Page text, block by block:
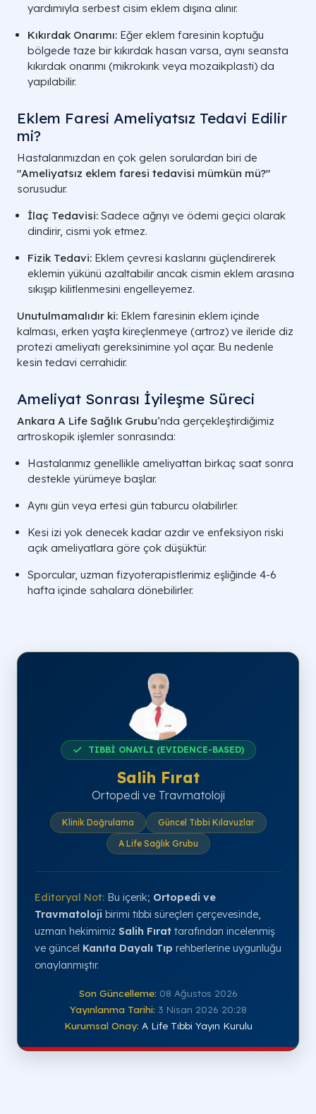
yardımıyla serbest cisim eklem dışına alınır.
Kıkırdak Onarımı: Eğer eklem faresinin koptuğu
bölgede taze bir kıkırdak hasarı varsa, aynı seansta
kıkırdak onarımı (mikrokırık veya mozaikplasti) da
yapılabilir.
Eklem Faresi Ameliyatsız Tedavi Edilir
mi?
Hastalarımızdan en çok gelen sorulardan biri de
"Ameliyatsız eklem faresi tedavisi mümkün mü?"
sorusudur.
İlaç Tedavisi: Sadece ağrıyı ve ödemi geçici olarak
dindirir, cismi yok etmez.
Fizik Tedavi: Eklem çevresi kaslarını güçlendirerek
eklemin yükünü azaltabilir ancak cismin eklem arasına
sıkışıp kilitlenmesini engelleyemez.
Unutulmamalıdır ki: Eklem faresinin eklem içinde
kalması, erken yaşta kireçlenmeye (artroz) ve ileride diz
protezi ameliyatı gereksinimine yol açar. Bu nedenle
kesin tedavi cerrahidir.
Ameliyat Sonrası İyileşme Süreci
Ankara A Life Sağlık Grubu’nda gerçekleştirdiğimiz
artroskopik işlemler sonrasında:
Hastalarımız genellikle ameliyattan birkaç saat sonra
destekle yürümeye başlar.
Aynı gün veya ertesi gün taburcu olabilirler.
Kesi izi yok denecek kadar azdır ve enfeksiyon riski
açık ameliyatlara göre çok düşüktür.
Sporcular, uzman fizyoterapistlerimiz eşliğinde 4-6
hafta içinde sahalara dönebilirler.
TIBBİ ONAYLI (EVIDENCE-BASED)
Salih Fırat
Ortopedi ve Travmatoloji
Klinik Doğrulama
Güncel Tıbbi Kılavuzlar
A Life Sağlık Grubu
Editoryal Not: Bu içerik; Ortopedi ve
Travmatoloji birimi tıbbi süreçleri çerçevesinde,
uzman hekimimiz Salih Fırat tarafından incelenmiş
ve güncel Kanıta Dayalı Tıp rehberlerine uygunluğu
onaylanmıştır.
Son Güncelleme: 08 Ağustos 2026
Yayınlanma Tarihi: 3 Nisan 2026 20:28
Kurumsal Onay: A Life Tıbbi Yayın Kurulu